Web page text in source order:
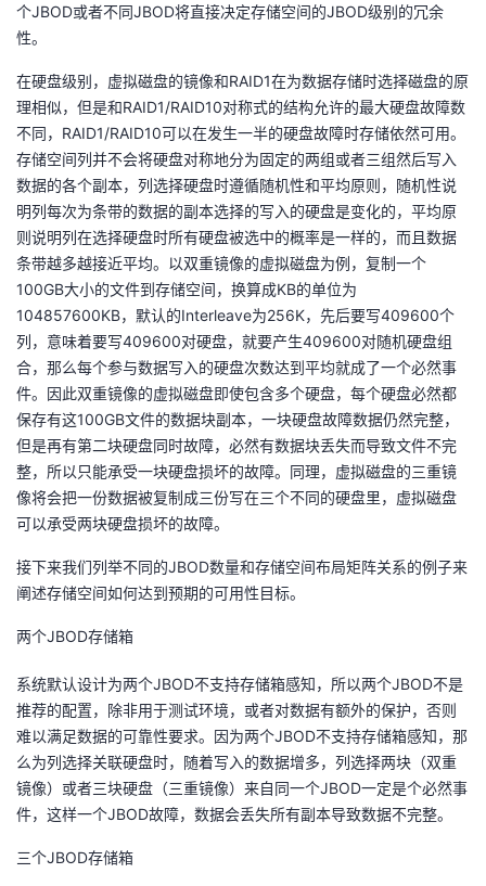
个JBOD或者不同JBOD将直接决定存储空间的JBOD级别的冗余
性。
在硬盘级别，虚拟磁盘的镜像和RAID1在为数据存储时选择磁盘的原
理相似，但是和RAID1/RAID10对称式的结构允许的最大硬盘故障数
不同，RAID1/RAID10可以在发生一半的硬盘故障时存储依然可用。
存储空间列并不会将硬盘对称地分为固定的两组或者三组然后写入
数据的各个副本，列选择硬盘时遵循随机性和平均原则，随机性说
明列每次为条带的数据的副本选择的写入的硬盘是变化的，平均原
则说明列在选择硬盘时所有硬盘被选中的概率是一样的，而且数据
条带越多越接近平均。以双重镜像的虚拟磁盘为例，复制一个
100GB大小的文件到存储空间，换算成KB的单位为
104857600KB，默认的Interleave为256K，先后要写409600个
列，意味着要写409600对硬盘，就要产生409600对随机硬盘组
合，那么每个参与数据写入的硬盘次数达到平均就成了一个必然事
件。因此双重镜像的虚拟磁盘即使包含多个硬盘，每个硬盘必然都
保存有这100GB文件的数据块副本，一块硬盘故障数据仍然完整，
但是再有第二块硬盘同时故障，必然有数据块丢失而导致文件不完
整，所以只能承受一块硬盘损坏的故障。同理，虚拟磁盘的三重镜
像将会把一份数据被复制成三份写在三个不同的硬盘里，虚拟磁盘
可以承受两块硬盘损坏的故障。
接下来我们列举不同的JBOD数量和存储空间布局矩阵关系的例子来
阐述存储空间如何达到预期的可用性目标。
两个JBOD存储箱
系统默认设计为两个JBOD不支持存储箱感知，所以两个JBOD不是
推荐的配置，除非用于测试环境，或者对数据有额外的保护，否则
难以满足数据的可靠性要求。因为两个JBOD不支持存储箱感知，那
么为列选择关联硬盘时，随着写入的数据增多，列选择两块（双重
镜像）或者三块硬盘（三重镜像）来自同一个JBOD一定是个必然事
件，这样一个JBOD故障，数据会丢失所有副本导致数据不完整。
三个JBOD存储箱